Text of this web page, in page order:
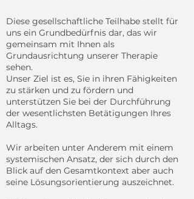
Diese gesellschaftliche Teilhabe stellt für
uns ein Grundbedürfnis dar, das wir
gemeinsam mit Ihnen als
Grundausrichtung unserer Therapie
sehen.
Unser Ziel ist es, Sie in ihren Fähigkeiten
zu stärken und zu fördern und
unterstützen Sie bei der Durchführung
der wesentlichsten Betätigungen Ihres
Alltags.
Wir arbeiten unter Anderem mit einem
systemischen Ansatz, der sich durch den
Blick auf den Gesamtkontext aber auch
seine Lösungsorientierung auszeichnet.